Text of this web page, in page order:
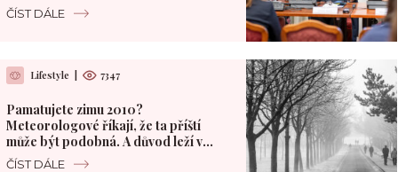
ČÍST DÁLE
Lifestyle 7347
Pamatujete zimu 2010?
Meteorologové říkají, že ta příští
může být podobná. A důvod leží v
Pacifiku
ČÍST DÁLE